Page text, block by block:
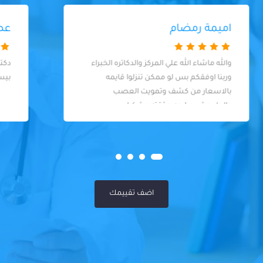
عصام عبد المنعم
دكتور ممتاز و معاملة و اسلوب راقي جدا و
بيسمع الشكوى و ذوق جدا في التعامل
اضف تقييمك